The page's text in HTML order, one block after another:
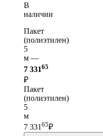
В
наличии
Пакет
(полиэтилен)
5
м —
7 33165
₽
Пакет
(полиэтилен)
5
м
7 331 65₽